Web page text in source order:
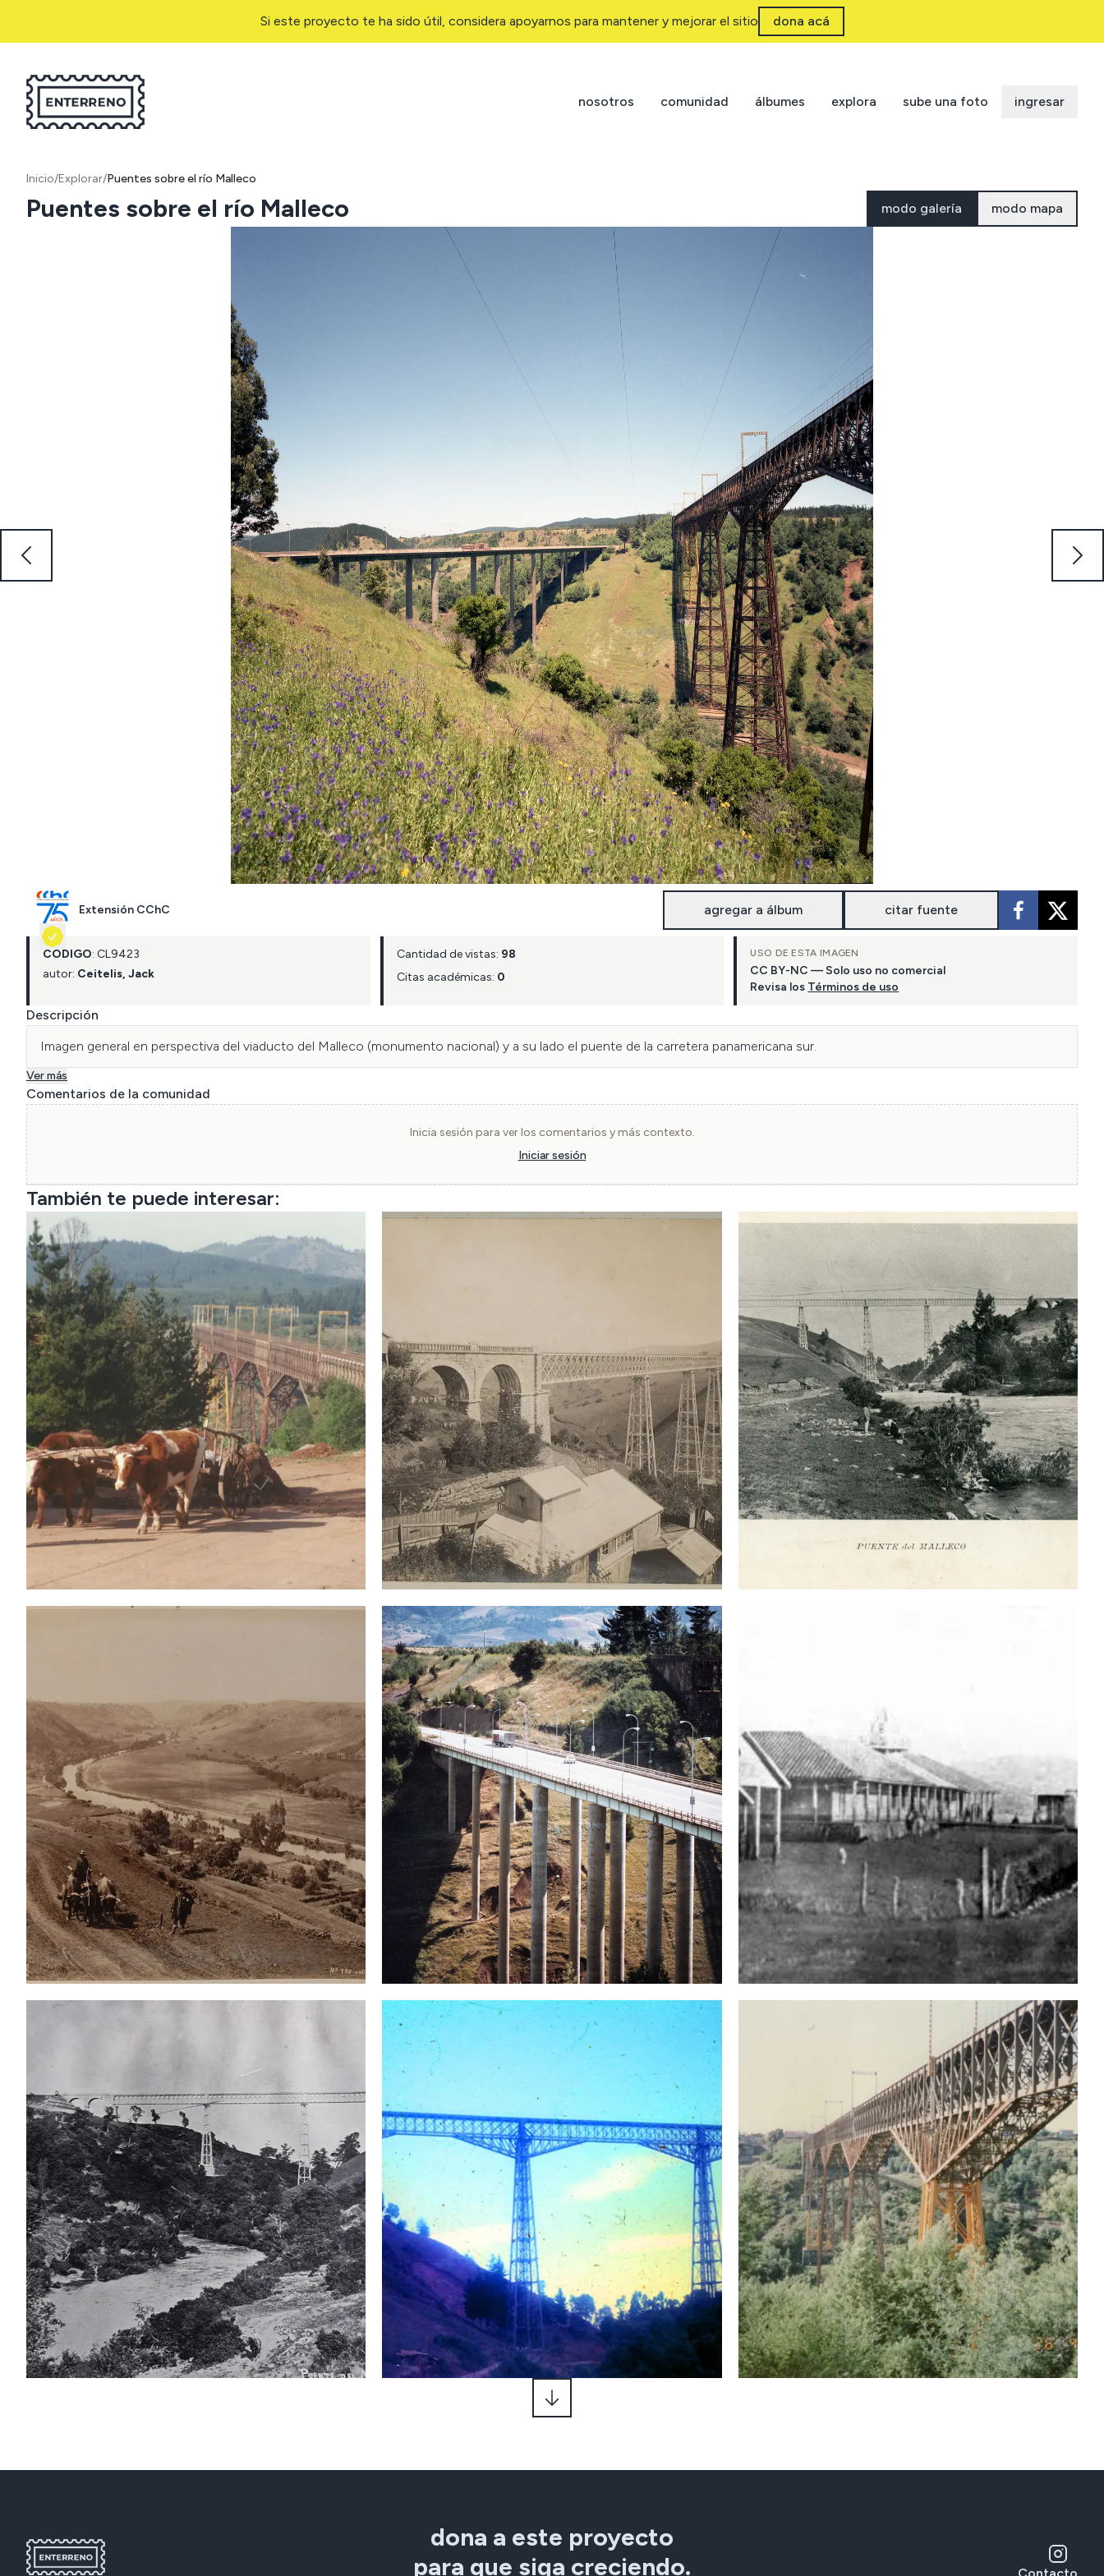
Si este proyecto te ha sido útil, considera apoyarnos para mantener y mejorar el sitio dona acá
nosotros comunidad álbumes explora sube una foto ingresar
Inicio/Explorar/Puentes sobre el río Malleco
Puentes sobre el río Malleco modo galería modo mapa
Extensión CChC agregar a álbum citar fuente
CÓDIGO: CL9423
autor: Ceitelis, Jack
Cantidad de vistas: 98
Citas académicas: 0
USO DE ESTA IMAGEN
CC BY-NC — Solo uso no comercial
Revisa los Términos de uso
Descripción
Imagen general en perspectiva del viaducto del Malleco (monumento nacional) y a su lado el puente de la carretera panamericana sur.
Ver más
Comentarios de la comunidad
Inicia sesión para ver los comentarios y más contexto.
Iniciar sesión
También te puede interesar:
dona a este proyecto
para que siga creciendo.